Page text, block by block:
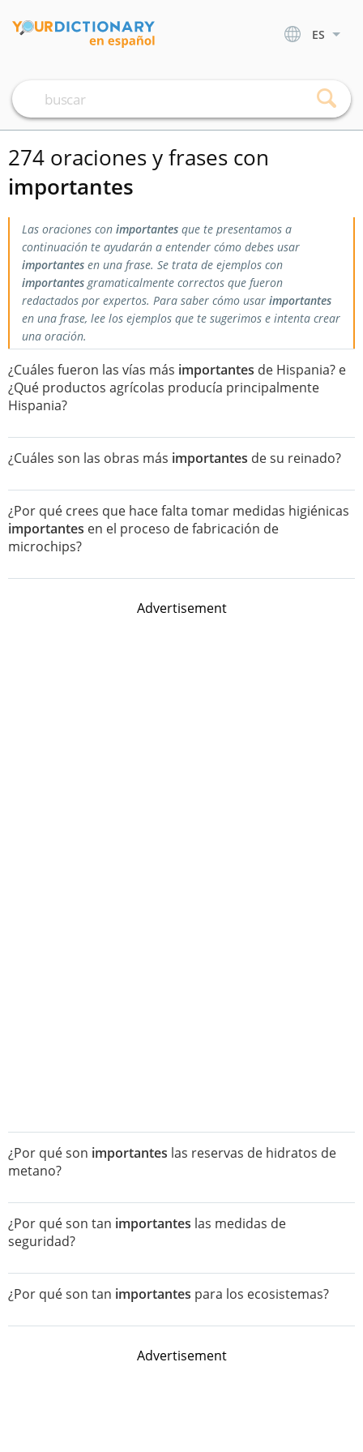
ES
274 oraciones y frases con
importantes
Las oraciones con importantes que te presentamos a
continuación te ayudarán a entender cómo debes usar
importantes en una frase. Se trata de ejemplos con
importantesgramaticalmente correctos que fueron
redactados por expertos. Para saber cómo usar importantes
en una frase, lee los ejemplos que te sugerimos e intenta crear
una oración.
¿Cuáles fueron las vías más importantes de Hispania? e
¿Qué productos agrícolas producía principalmente
Hispania?
¿Cuáles son las obras más importantes de su reinado?
¿Por qué crees que hace falta tomar medidas higiénicas
importantes en el proceso de fabricación de
microchips?
Advertisement
¿Por qué son importantes las reservas de hidratos de
metano?
¿Por qué son tan importantes las medidas de
seguridad?
¿Por qué son tan importantes para los ecosistemas?
Advertisement